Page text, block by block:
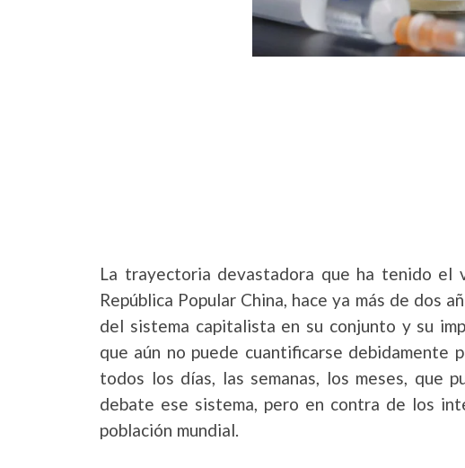
La trayectoria devastadora que ha tenido el
República Popular China, hace ya más de dos
del sistema capitalista en su conjunto y su
que aún no puede cuantificarse debidamente
todos los días, las semanas, los meses, que
debate ese sistema, pero en contra de los
población mundial.